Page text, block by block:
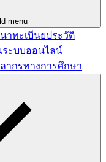
menu
าทะเบีนยประวัติ
ระบบออนไลน์
ากรทางการศึกษา